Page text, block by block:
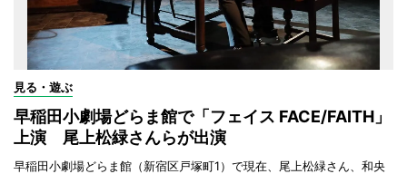
見る・遊ぶ
早稲田小劇場どらま館で「フェイス FACE/FAITH」
上演 尾上松緑さんらが出演
早稲田小劇場どらま館（新宿区戸塚町1）で現在、尾上松緑さん、和央